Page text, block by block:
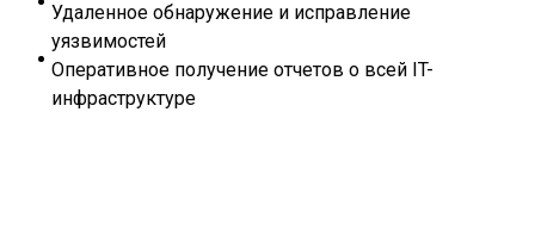
Удаленное обнаружение и исправление
уязвимостей
Оперативное получение отчетов о всей IT-
инфраструктуре